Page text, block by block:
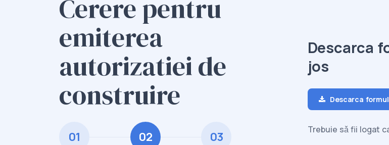
Cerere pentru
emiterea
autorizatiei de
construire
01 02 03
Descarca
jos
Descarca
Trebuie sǎ fii logat